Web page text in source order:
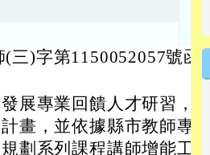
)字第1150052057號函
展專業回饋人才研習，教
畫，並依據縣市教師專業
劃系列課程講師增能工作